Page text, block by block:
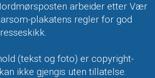
arbeider etter Vær
plakatens regler for god
(tekst og foto) er copyright-
ikke gjengis uten tillatelse.